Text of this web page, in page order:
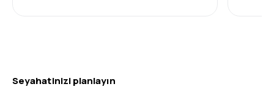
Seyahatinizi planlayın